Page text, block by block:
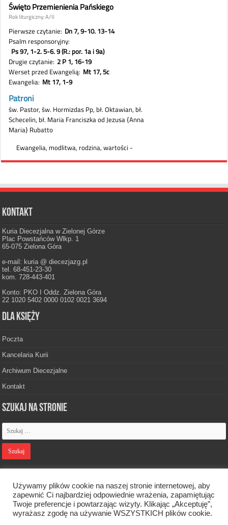
Kontakt
Kuria Diecezjalna w Zielonej Górze
Plac Powstańców Wlkp. 1
65-075 Zielona Góra
e-mail: kuria @ diecezjazg.pl
tel. 68-451-23-30
kom. 728-443-401
Konto: PKO I Oddz. Zielona Góra
22 1020 5402 0000 0102 0021 3694
Dla księży
Poczta
Kancelaria Kurii
Archiwum Diecezjalne
Kontakt
Szukaj na stronie
Designed by Webdawid
Używamy plików cookie na naszej stronie internetowej, aby
zapewnić Ci najbardziej odpowiednie wrażenia, zapamiętując
Twoje preferencje i powtarzając wizyty. Klikając „Akceptuję”,
wyrażasz zgodę na używanie WSZYSTKICH plików cookie.